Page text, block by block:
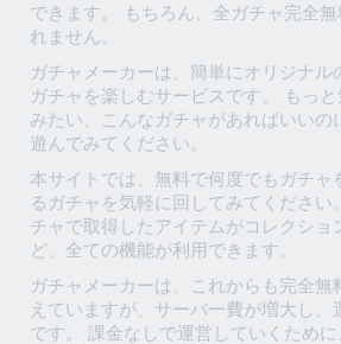
できます。 もちろん、全ガチャ完全
れません。
ガチャメーカーは、簡単にオリジナル
ガチャを楽しむサービスです。 もっ
みたい、こんなガチャがあればいいの
遊んでみてください。
本サイトでは、無料で何度でもガチャ
るガチャを気軽に回してみてください
チャで取得したアイテムがコレクショ
ど、全ての機能が利用できます。
ガチャメーカーは、これからも完全無
えていますが、サーバー費が増大し、
です。 課金なしで運営していくため